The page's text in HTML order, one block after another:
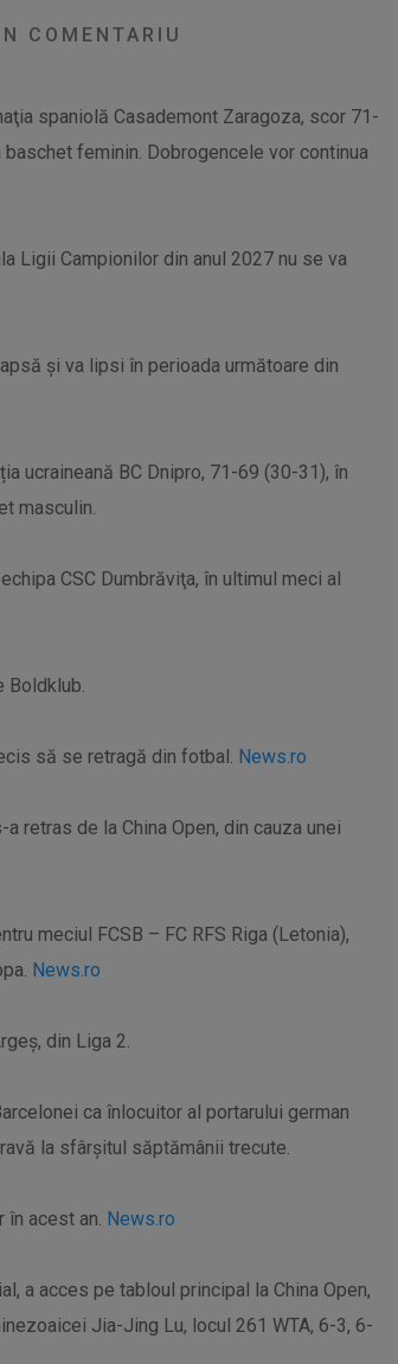
COMENTARIU
spaniolă Casademont Zaragoza, scor 71-
feminin. Dobrogencele vor continua
Ligii Campionilor din anul 2027 nu se va
şi va lipsi în perioada următoare din
ucraineană BC Dnipro, 71-69 (30-31), în
masculin.
CSC Dumbrăviţa, în ultimul meci al
Boldklub.
să se retragă din fotbal. News.ro
retras de la China Open, din cauza unei
meciul FCSB – FC RFS Riga (Letonia),
News.ro
din Liga 2.
ca înlocuitor al portarului german
la sfârşitul săptămânii trecute.
în acest an. News.ro
a acces pe tabloul principal la China Open,
Jia-Jing Lu, locul 261 WTA, 6-3, 6-